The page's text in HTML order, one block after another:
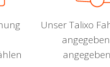
Unser Talixo